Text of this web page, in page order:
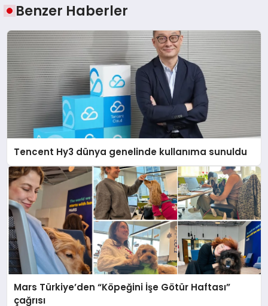
Benzer Haberler
Tencent Hy3 dünya genelinde kullanıma sunuldu
Mars Türkiye’den “Köpeğini İşe Götür Haftası”
çağrısı